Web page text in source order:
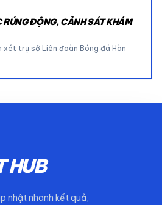
ĐỘNG, CẢNH SÁT KHÁM
xét trụ sở Liên đoàn Bóng đá Hàn
HUB
nhật nhanh kết quả,